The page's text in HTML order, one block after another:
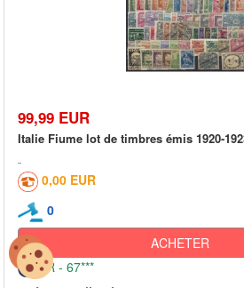
99,99 EUR
Italie Fiume lot de timbres émis 1920-
0,00 EUR
0
ACHETER
FR - 67***